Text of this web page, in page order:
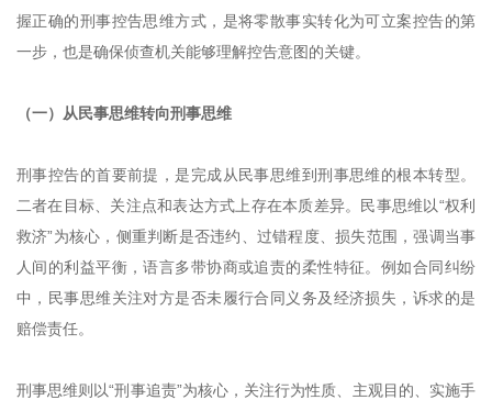
握正确的刑事控告思维方式，是将零散事实转化为可立案控告的第
一步，也是确保侦查机关能够理解控告意图的关键。
（一）从民事思维转向刑事思维
刑事控告的首要前提，是完成从民事思维到刑事思维的根本转型。
二者在目标、关注点和表达方式上存在本质差异。民事思维以“权利
救济”为核心，侧重判断是否违约、过错程度、损失范围，强调当事
人间的利益平衡，语言多带协商或追责的柔性特征。例如合同纠纷
中，民事思维关注对方是否未履行合同义务及经济损失，诉求的是
赔偿责任。
刑事思维则以“刑事追责”为核心，关注行为性质、主观目的、实施手